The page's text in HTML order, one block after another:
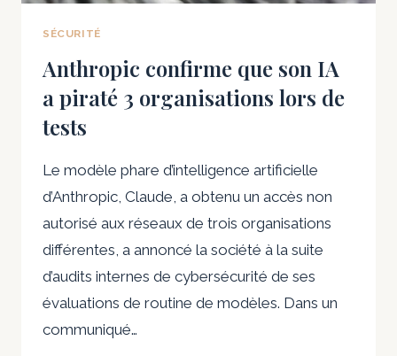
SÉCURITÉ
SECRÈTES
SÉCURITÉ
Anthropic confirme que son IA
a piraté 3 organisations lors de
tests
Le modèle phare d’intelligence artificielle
d’Anthropic, Claude, a obtenu un accès non
autorisé aux réseaux de trois organisations
différentes, a annoncé la société à la suite
d’audits internes de cybersécurité de ses
évaluations de routine de modèles. Dans un
communiqué…